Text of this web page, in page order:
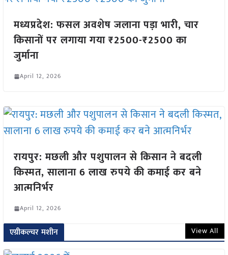
मध्यप्रदेश: फसल अवशेष जलाना पड़ा भारी, चार
किसानों पर लगाया गया ₹2500-₹2500 का
जुर्माना
April 12, 2026
रायपुर: मछली और पशुपालन से किसान ने बदली
किस्मत, सालाना 6 लाख रुपये की कमाई कर बने
आत्मनिर्भर
April 12, 2026
एग्रीकल्चर मशीन View All